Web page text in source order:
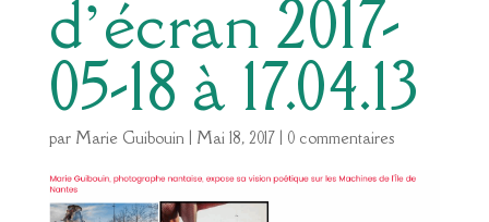
d’écran 2017-
05-18 à 17.04.13
par Marie Guibouin| Mai 18, 2017| 0 commentaires